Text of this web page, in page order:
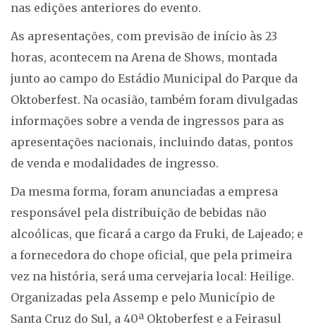
nas edições anteriores do evento.
As apresentações, com previsão de início às 23
horas, acontecem na Arena de Shows, montada
junto ao campo do Estádio Municipal do Parque da
Oktoberfest. Na ocasião, também foram divulgadas
informações sobre a venda de ingressos para as
apresentações nacionais, incluindo datas, pontos
de venda e modalidades de ingresso.
Da mesma forma, foram anunciadas a empresa
responsável pela distribuição de bebidas não
alcoólicas, que ficará a cargo da Fruki, de Lajeado; e
a fornecedora do chope oficial, que pela primeira
vez na história, será uma cervejaria local: Heilige.
Organizadas pela Assemp e pelo Município de
Santa Cruz do Sul, a 40ª Oktoberfest e a Feirasul